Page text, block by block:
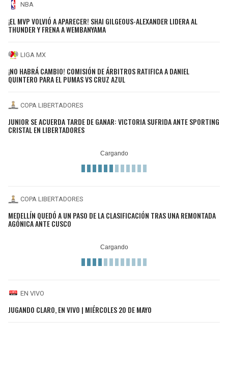
NBA
¡EL MVP VOLVIÓ A APARECER! SHAI GILGEOUS-ALEXANDER LIDERA AL
THUNDER Y FRENA A WEMBANYAMA
LIGA MX
¡NO HABRÁ CAMBIO! COMISIÓN DE ÁRBITROS RATIFICA A DANIEL
QUINTERO PARA EL PUMAS VS CRUZ AZUL
COPA LIBERTADORES
JUNIOR SE ACUERDA TARDE DE GANAR: VICTORIA SUFRIDA ANTE SPORTING
CRISTAL EN LIBERTADORES
COPA LIBERTADORES
MEDELLÍN QUEDÓ A UN PASO DE LA CLASIFICACIÓN TRAS UNA REMONTADA
AGÓNICA ANTE CUSCO
EN VIVO
JUGANDO CLARO, EN VIVO | MIÉRCOLES 20 DE MAYO